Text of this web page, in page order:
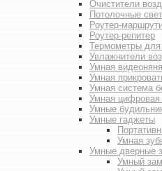
Очистители
Потолочные
Роутер-
Роутер-репитер
Термометры
Увлажнители
Умная видеоняня
Умная
Умная система
Умная
Умные
Умные гаджеты
Умная
Умные дверные
Умный